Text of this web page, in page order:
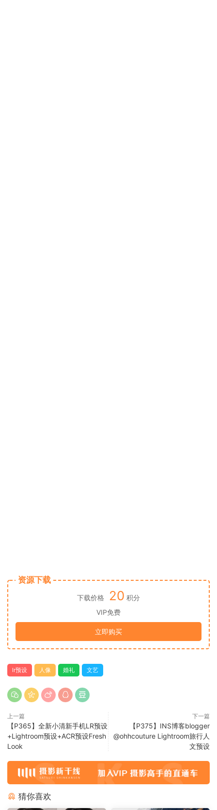
资源下载
下载价格 20 积分
VIP免费
立即购买
lr预设 人像 婚礼 文艺
上一篇
【P365】全新小清新手机LR预设
+Lightroom预设+ACR预设Fresh
Look
下一篇
【P375】INS博客blogger
@ohhcouture Lightroom旅行人
文预设
猜你喜欢